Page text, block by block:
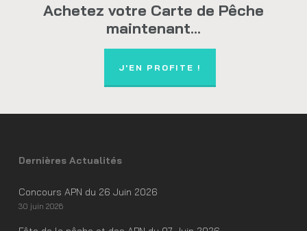
Achetez votre Carte de Pêche
maintenant...
J'EN PROFITE !
Dernières Actualités
Concours APN du 26 Juin 2026
30 juin 2026